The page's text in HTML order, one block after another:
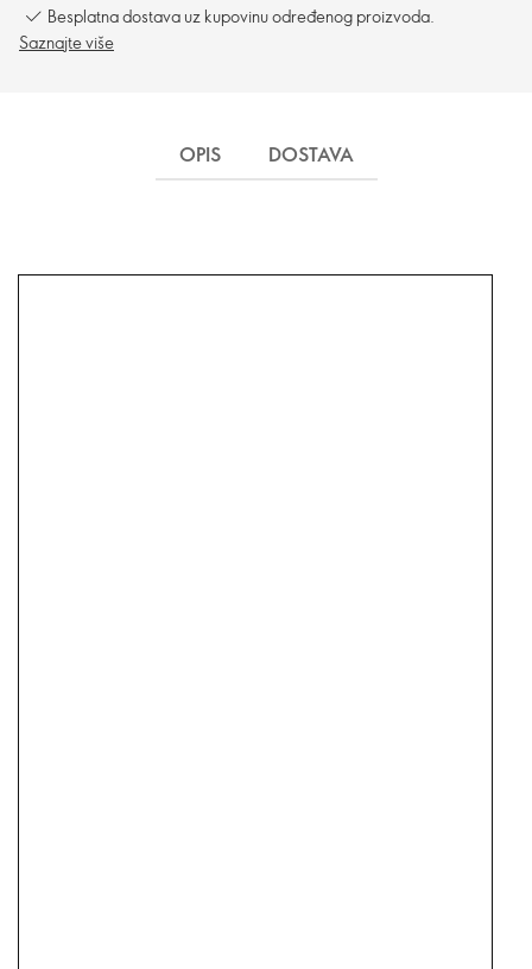
Besplatna dostava uz kupovinu određenog proizvoda.
Saznajte više
OPIS DOSTAVA